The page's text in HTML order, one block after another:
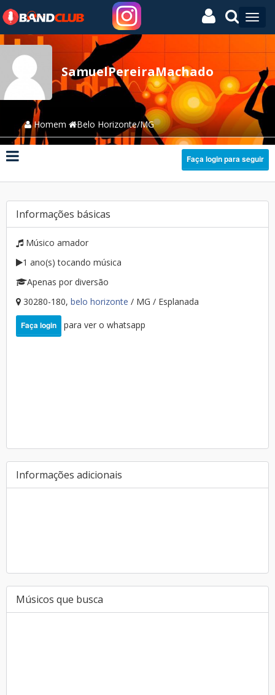
SamuelPereiraMachado
Homem Belo Horizonte/MG
Faça login para seguir
Informações básicas
Músico amador
1 ano(s) tocando música
Apenas por diversão
30280-180, belo horizonte / MG / Esplanada
Faça login para ver o whatsapp
Informações adicionais
Músicos que busca